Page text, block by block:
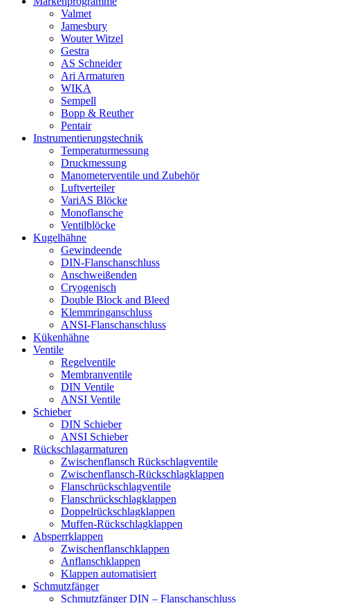
Valmet
Jamesbury
Wouter Witzel
Gestra
AS Schneider
Ari Armaturen
WIKA
Sempell
Bopp & Reuther
Pentair
Instrumentierungs­technik
Temperaturmessung
Druckmessung
Manometerventile und Zubehör
Luftverteiler
VariAS Blöcke
Monoflansche
Ventilblöcke
Kugelhähne
Gewindeende
DIN-Flanschanschluss
Anschweißenden
Cryogenisch
Double Block and Bleed
Klemmringanschluss
ANSI-Flanschanschluss
Kükenhähne
Ventile
Regelventile
Membranventile
DIN Ventile
ANSI Ventile
Schieber
DIN Schieber
ANSI Schieber
Rückschlag­armaturen
Zwischenflansch Rückschlagventile
Zwischenflansch-Rückschlagklappen
Flanschrückschlagventile
Flanschrückschlagklappen
Doppelrückschlagklappen
Muffen-Rückschlagklappen
Absperrklappen
Zwischenflanschklappen
Anflanschklappen
Klappen automatisiert
Schmutzfänger
Schmutzfänger DIN – Flanschanschluss